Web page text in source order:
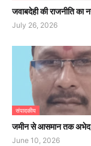
जवाबदेही की राजनीति का
July 26, 2026
संपादकीय
जमीन से आसमान तक अभेद
June 10, 2026